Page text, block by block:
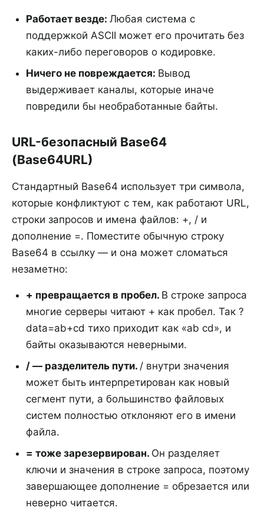
Работает везде: Любая система с
поддержкой ASCII может его прочитать без
каких-либо переговоров о кодировке.
Ничего не повреждается: Вывод
выдерживает каналы, которые иначе
повредили бы необработанные байты.
URL-безопасный Base64
(Base64URL)
Стандартный Base64 использует три символа,
которые конфликтуют с тем, как работают URL,
строки запросов и имена файлов: +, / и
дополнение =. Поместите обычную строку
Base64 в ссылку — и она может сломаться
незаметно:
+ превращается в пробел. В строке запроса
многие серверы читают + как пробел. Так ?
data=ab+cd тихо приходит как «ab cd», и
байты оказываются неверными.
/ — разделитель пути. / внутри значения
может быть интерпретирован как новый
сегмент пути, а большинство файловых
систем полностью отклоняют его в имени
файла.
= тоже зарезервирован. Он разделяет
ключи и значения в строке запроса, поэтому
завершающее дополнение = обрезается или
неверно читается.